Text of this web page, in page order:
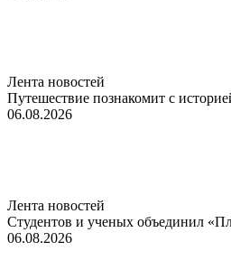
Лента новостей
Путешествие познакомит с
06.08.2026
Лента новостей
Студентов и ученых объединил
06.08.2026